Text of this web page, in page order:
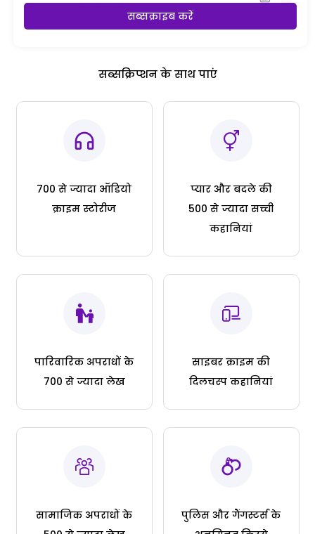
सब्सक्राइब करें
सब्सक्रिप्शन के साथ पाएं
700 से ज्यादा ऑडियो
क्राइम स्टोरीज
प्यार और बदले की
500 से ज्यादा सच्ची
कहानियां
पारिवारिक अपराधों के
700 से ज्यादा लेख
साइबर क्राइम की
दिलचस्प कहानियां
सामाजिक अपराधों के
पुलिस और गैंगस्टर्स के